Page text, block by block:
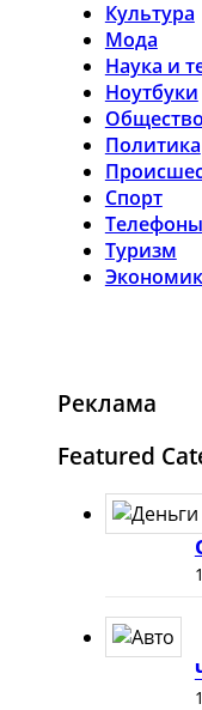
Культура
Мода
Наука и
Ноутбуки
Общество
Политика
Спорт
Телефоны
Туризм
Реклама
Featured